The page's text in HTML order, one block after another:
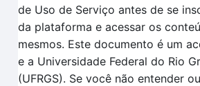
de Uso de Serviço antes de se
da plataforma e acessar os
mesmos. Este documento é um
e a Universidade Federal do Rio
(UFRGS). Se você não entender